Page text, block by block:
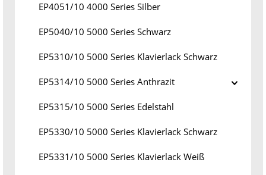
EP4051/10 4000 Series Silber
EP5040/10 5000 Series Schwarz
EP5310/10 5000 Series Klavierlack Schwarz
EP5314/10 5000 Series Anthrazit
EP5315/10 5000 Series Edelstahl
EP5330/10 5000 Series Klavierlack Schwarz
EP5331/10 5000 Series Klavierlack Weiß